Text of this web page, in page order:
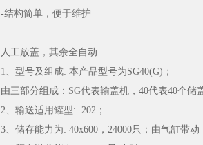
-结构简单，便于维护
人工放盖，其余全自动
1、型号及组成: 本产品型号为SG40(G)；
由三部分组成：SG代表输盖机，40代表40个储
2、输送适用罐型: 202；
3、储存能力为: 40x600，24000只；由气缸带